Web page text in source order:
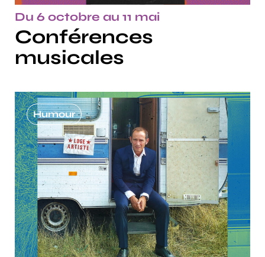
Du 6 octobre au 11 mai
Conférences
musicales
Humour